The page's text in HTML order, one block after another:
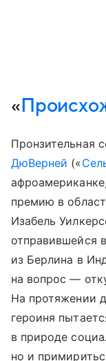
«
Пронзительная
ДюВерней («
премию в
Изабель
отправившейся
из Берлина в
на вопрос —
На протяжении
героиня
в природе
но и